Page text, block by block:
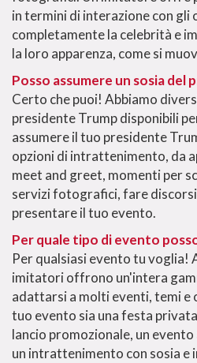
in termini di interazione con gli
completamente la celebrità e
la loro apparenza, come si
Posso assumere un sosia del
Certo che puoi! Abbiamo
presidente Trump disponibili
assumere il tuo presidente
opzioni di intrattenimento, da
meet and greet, momenti per
servizi fotografici, fare
presentare il tuo evento.
Per quale tipo di evento
Per qualsiasi evento tu
imitatori offrono un'intera
adattarsi a molti eventi, temi e
tuo evento sia una festa
lancio promozionale, un
un intrattenimento con sosia e